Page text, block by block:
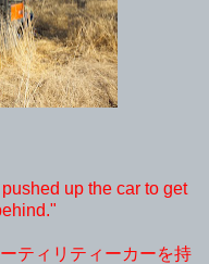
up the car to get
ティリティーカーを持